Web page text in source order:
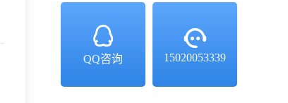
QQ咨询 15020053339